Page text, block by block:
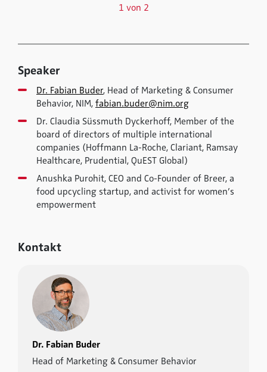
1 von 2
Speaker
Dr. Fabian Buder, Head of Marketing & Consumer
Behavior, NIM, fabian.buder@nim.org
Dr. Claudia Süssmuth Dyckerhoff, Member of the
board of directors of multiple international
companies (Hoffmann La-Roche, Clariant, Ramsay
Healthcare, Prudential, QuEST Global)
Anushka Purohit, CEO and Co-Founder of Breer, a
food upcycling startup, and activist for women’s
empowerment
Kontakt
Dr. Fabian Buder
Head of Marketing & Consumer Behavior